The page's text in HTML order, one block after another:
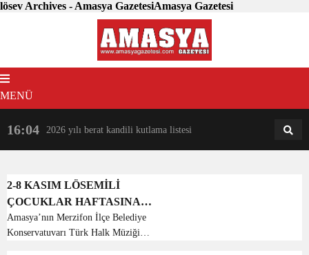
lösev Archives - Amasya GazetesiAmasya Gazetesi
MENÜ
16:04 2026 yılı berat kandili kutlama listesi 18:31
2-8 KASIM LÖSEMİLİ
ÇOCUKLAR HAFTASINA
DESTEK VERDİ.
Amasya’nın Merzifon İlçe Belediye
Konservatuvarı Türk Halk Müziği